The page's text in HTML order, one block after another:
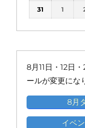
ン
ト)
ン
ト)
イ
ン
ト)
31 1
8月11日・12日
ールが変更にな
8月
イベ